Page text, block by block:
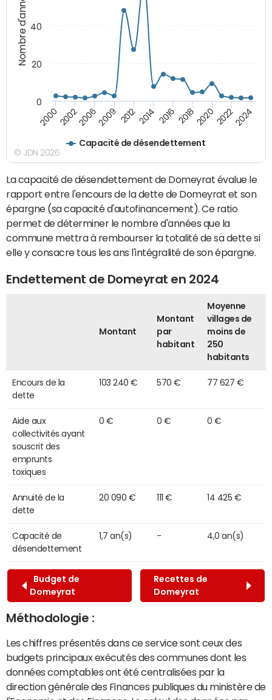
Nombre d'années
Capacité de désendettement
2000200220062009 2012 2014 2016 2018202020222024
0
20
40
© JDN 2026
La capacité de désendettement de Domeyrat évalue le
rapport entre l'encours de la dette de Domeyrat et son
épargne (sa capacité d'autofinancement). Ce ratio
permet de déterminer le nombre d'années que la
commune mettra à rembourser la totalité de sa dette si
elle y consacre tous les ans l'intégralité de son épargne.
Endettement de Domeyrat en 2024
Montant
Montant
par
habitant
Moyenne
villages de
moins de
250
habitants
Encours de la
dette
103 240 € 570 € 77 627 €
Aide aux
collectivités ayant
souscrit des
emprunts
toxiques
0 € 0 € 0 €
Annuité de la
dette
20 090 € 111 € 14 425 €
Capacité de
désendettement
1,7 an(s) - 4,0 an(s)
Budget de
Domeyrat
Recettes de
Domeyrat
Méthodologie :
Les chiffres présentés dans ce service sont ceux des
budgets principaux exécutés des communes dont les
données comptables ont été centralisées par la
direction générale des Finances publiques du ministère de